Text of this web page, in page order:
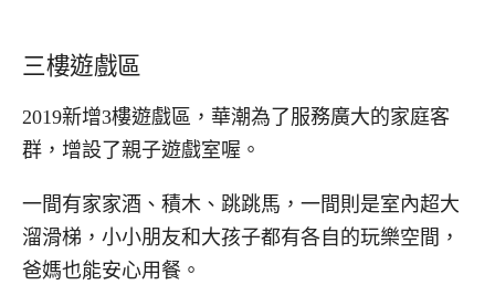
三樓遊戲區
2019新增3樓遊戲區，華潮為了服務廣大的家庭客
群，增設了親子遊戲室喔。
一間有家家酒、積木、跳跳馬，一間則是室內超大
溜滑梯，小小朋友和大孩子都有各自的玩樂空間，
爸媽也能安心用餐。